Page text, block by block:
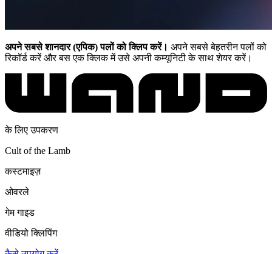
अपने सबसे शानदार (एपिक) पलों को क्लिप करें। अपने सबसे बेहतरीन पलों को
रिकॉर्ड करें और बस एक क्लिक में उसे अपनी कम्यूनिटी के साथ शेयर करें।
के लिए उपकरण
Cult of the Lamb
कस्टमाइज़
ओवरले
गेम गाइड
वीडियो क्लिपिंग